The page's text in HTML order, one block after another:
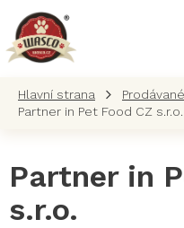
obsah
Partner in Pet Food CZ s.r.o.
Partner in
s.r.o.